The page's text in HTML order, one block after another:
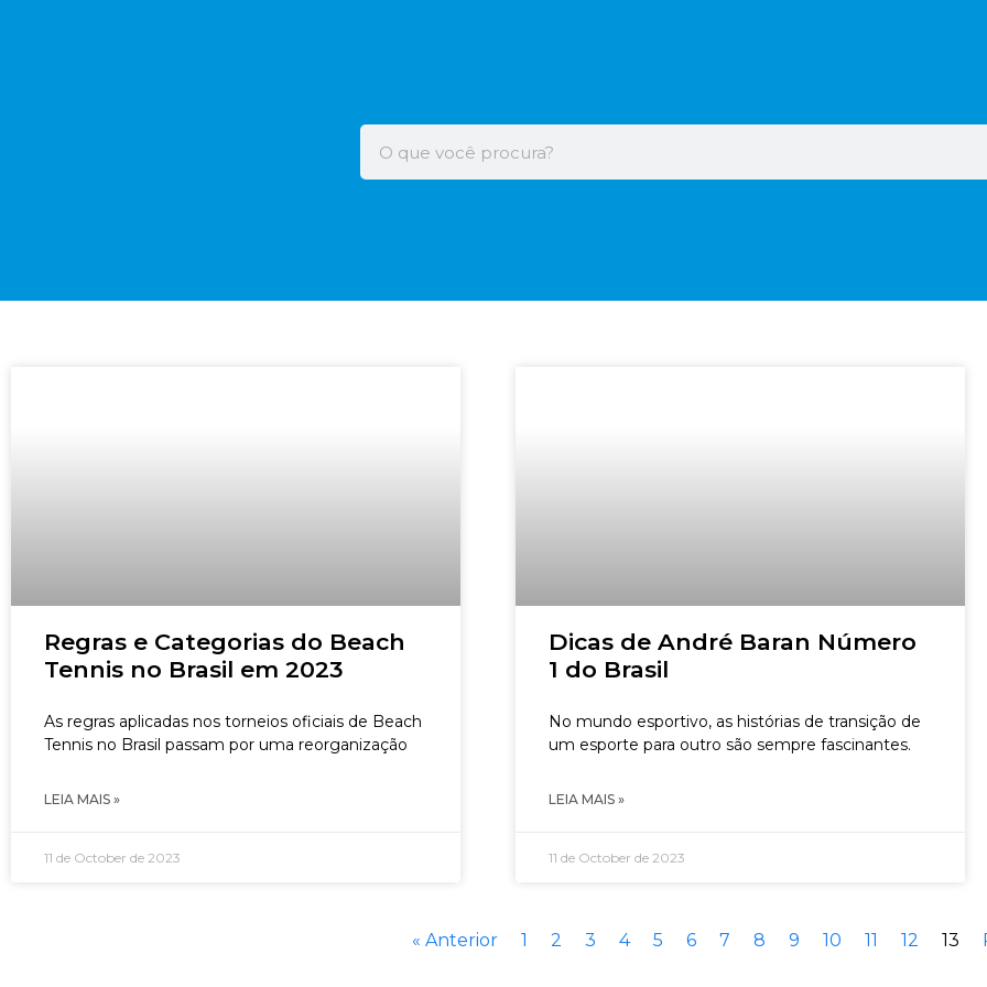
Regras e Categorias do Beach
Tennis no Brasil em 2023
As regras aplicadas nos torneios oficiais de Beach
Tennis no Brasil passam por uma reorganização
LEIA MAIS »
11 de October de 2023
Dicas de André Baran Número
1 do Brasil
No mundo esportivo, as histórias de transição de
um esporte para outro são sempre fascinantes.
LEIA MAIS »
11 de October de 2023
« Anterior 1 2 3 4 5 6 7 8 9 10 11 12 13